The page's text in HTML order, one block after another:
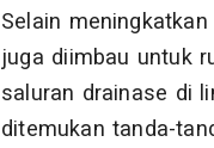
Selain
juga diimbau untuk
saluran drainase di
ditemukan tanda-